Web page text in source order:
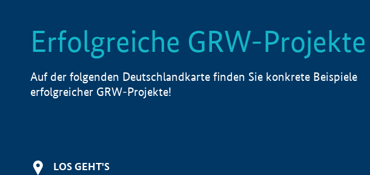
Erfolgreiche GRW-Projekte
Auf der folgenden Deutschlandkarte finden Sie konkrete Beispiele
erfolgreicher GRW-Projekte!
LOS GEHT'S